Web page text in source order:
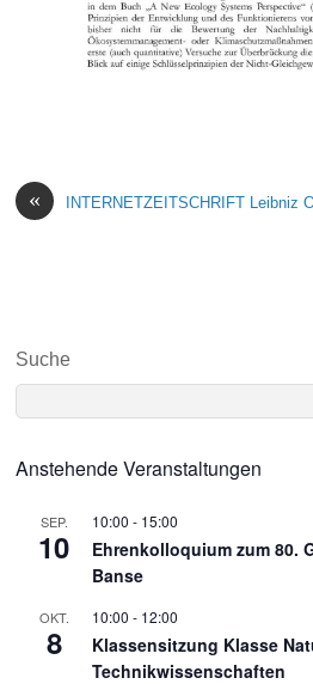
« INTERNETZEITSCHRIFT Leibniz
Suche
Anstehende Veranstaltungen
SEP.
10
10:00 - 15:00
Ehrenkolloquium zum 80.
Banse
OKT.
8
10:00 - 12:00
Klassensitzung Klasse
Technikwissenschaften